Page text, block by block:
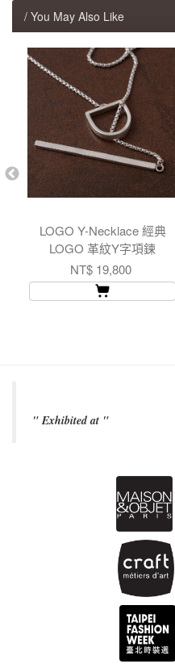
/ You May Also Like
LOGO Y-Necklace 經典
LOGO 革紋Y字項鍊
NT$ 19,800
" Exhibited at "